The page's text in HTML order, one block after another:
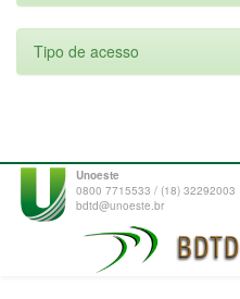
Tipo de acesso
Unoeste
0800 7715533 / (18) 32292003
bdtd@unoeste.br